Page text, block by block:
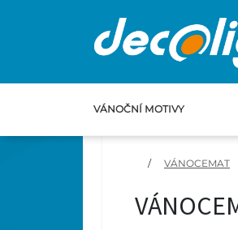
VÁNOČNÍ MOTIVY
/ VÁNOCEMAT